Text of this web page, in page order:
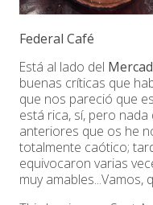
Federal Café
Está al lado del
buenas críticas que
que nos pareció que
está rica, sí, pero
anteriores que os he
totalmente caótico;
equivocaron varias
muy amables...Vamos,